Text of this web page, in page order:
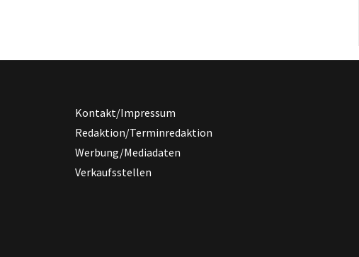
Kontakt/Impressum
Redaktion/Terminredaktion
Werbung/Mediadaten
Verkaufsstellen